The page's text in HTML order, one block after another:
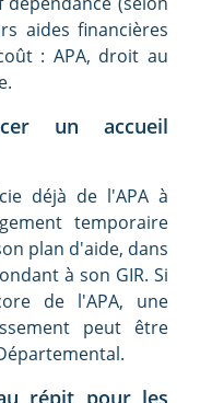
aides financières
: APA, droit au
un accueil
déjà de l'APA à
temporaire
plan d'aide, dans
à son GIR. Si
de l'APA, une
peut être
répit pour les